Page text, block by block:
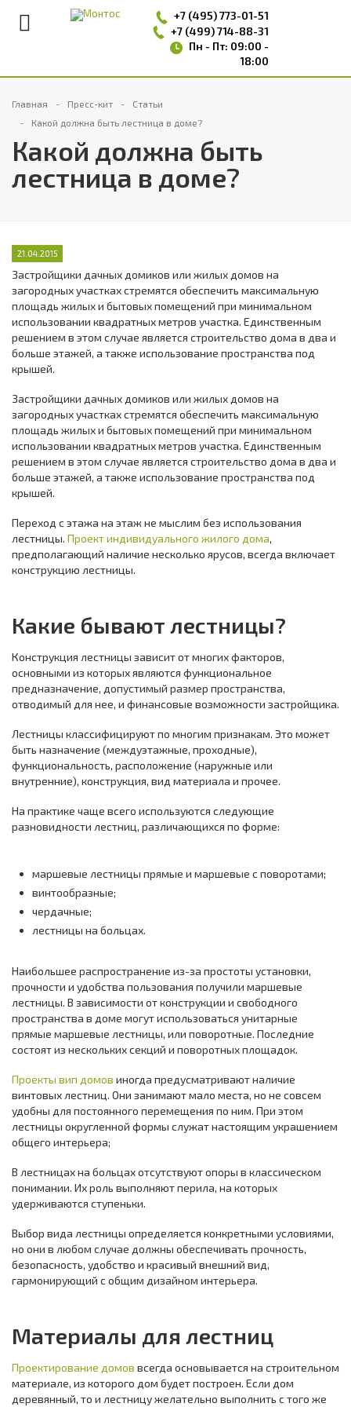
+7 (495)773-01-51
+7 (499) 714-88-31
Пн - Пт: 09:00 -
18:00
Главная Пресс-кит
Статьи
Какой должна быть лестница в доме?
Какой должна быть
лестница в доме?
21.04.2015
Застройщики дачных домиков или жилых домов на
загородных участках стремятся обеспечить максимальную
площадь жилых и бытовых помещений при минимальном
использовании квадратных метров участка. Единственным
решением в этом случае является строительство дома в два и
больше этажей, а также использование пространства под
крышей.
Застройщики дачных домиков или жилых домов на
загородных участках стремятся обеспечить максимальную
площадь жилых и бытовых помещений при минимальном
использовании квадратных метров участка. Единственным
решением в этом случае является строительство дома в два и
больше этажей, а также использование пространства под
крышей.
Переход с этажа на этаж не мыслим без использования
лестницы. Проект индивидуального жилого дома,
предполагающий наличие несколько ярусов, всегда включает
конструкцию лестницы.
Какие бывают лестницы?
Конструкция лестницы зависит от многих факторов,
основными из которых являются функциональное
предназначение, допустимый размер пространства,
отводимый для нее, и финансовые возможности застройщика.
Лестницы классифицируют по многим признакам. Это может
быть назначение (междуэтажные, проходные),
функциональность, расположение (наружные или
внутренние), конструкция, вид материала и прочее.
На практике чаще всего используются следующие
разновидности лестниц, различающихся по форме:
маршевые лестницы прямые и маршевые с поворотами;
винтообразные;
чердачные;
лестницы на больцах.
Наибольшее распространение из-за простоты установки,
прочности и удобства пользования получили маршевые
лестницы. В зависимости от конструкции и свободного
пространства в доме могут использоваться унитарные
прямые маршевые лестницы, или поворотные. Последние
состоят из нескольких секций и поворотных площадок.
Проекты вип домов иногда предусматривают наличие
винтовых лестниц. Они занимают мало места, но не совсем
удобны для постоянного перемещения по ним. При этом
лестницы округленной формы служат настоящим украшением
общего интерьера;
В лестницах на больцах отсутствуют опоры в классическом
понимании. Их роль выполняют перила, на которых
удерживаются ступеньки.
Выбор вида лестницы определяется конкретными условиями,
но они в любом случае должны обеспечивать прочность,
безопасность, удобство и красивый внешний вид,
гармонирующий с общим дизайном интерьера.
Материалы для лестниц
Проектирование домов всегда основывается на строительном
материале, из которого дом будет построен. Если дом
деревянный, то и лестницу желательно выполнить с того же